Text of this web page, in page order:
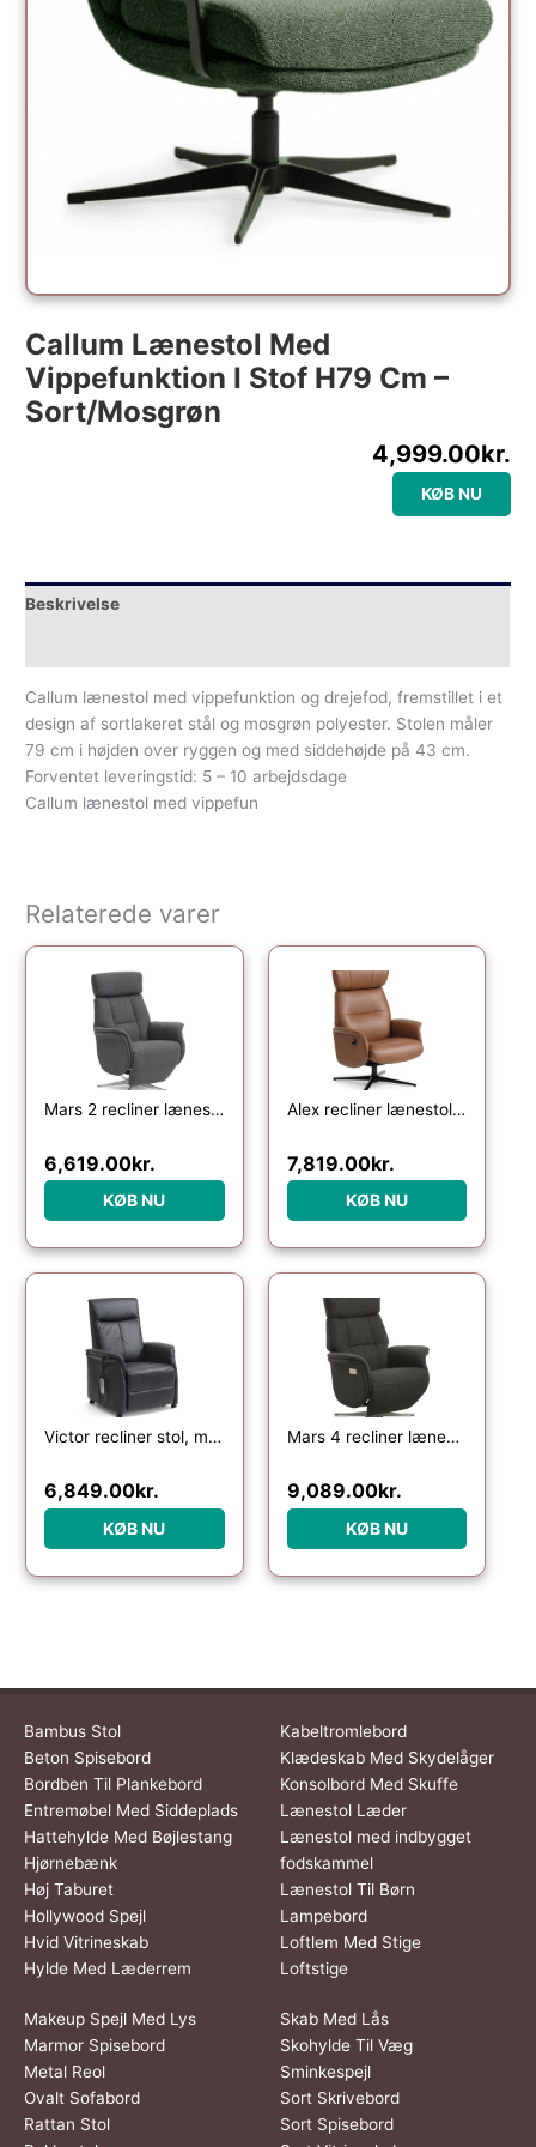
Callum Lænestol Med
Vippefunktion I Stof H79 Cm –
Sort/Mosgrøn
4,999.00kr.
KØB NU
Beskrivelse
Callum lænestol med vippefunktion og drejefod, fremstillet i et
design af sortlakeret stål og mosgrøn polyester. Stolen måler
79 cm i højden over ryggen og med siddehøjde på 43 cm.
Forventet leveringstid: 5 – 10 arbejdsdage
Callum lænestol med vippefun
Relaterede varer
Mars 2 recliner lænestol, manuel – antracitgrå stof og børstet aluminium
6,619.00kr.
KØB NU
Alex recliner lænestol – cognac semi aniline læder og sort aluminium
7,819.00kr.
KØB NU
Victor recliner stol, m. 1 motor, sædeløft, vippefunktion, skammel, armlæn, hjul – sort læder/PVC
6,849.00kr.
KØB NU
Mars 4 recliner lænestol, 2 motors – antracitgrå stof og børstet aluminium
9,089.00kr.
KØB NU
Bambus Stol
Beton Spisebord
Bordben Til Plankebord
Entremøbel Med Siddeplads
Hattehylde Med Bøjlestang
Hjørnebænk
Høj Taburet
Hollywood Spejl
Hvid Vitrineskab
Hylde Med Læderrem
Kabeltromlebord
Klædeskab Med Skydelåger
Konsolbord Med Skuffe
Lænestol Læder
Lænestol med indbygget
fodskammel
Lænestol Til Børn
Lampebord
Loftlem Med Stige
Loftstige
Makeup Spejl Med Lys
Marmor Spisebord
Metal Reol
Ovalt Sofabord
Rattan Stol
Skab Med Lås
Skohylde Til Væg
Sminkespejl
Sort Skrivebord
Sort Spisebord